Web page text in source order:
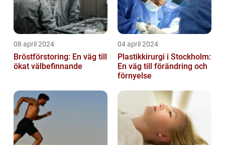
08 april 2024
Bröstförstoring: En väg till
ökat välbefinnande
04 april 2024
Plastikkirurgi i Stockholm:
En väg till förändring och
förnyelse